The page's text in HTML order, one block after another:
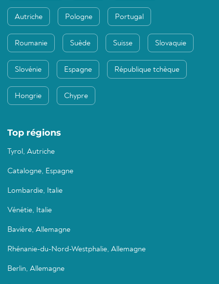
Autriche Pologne Portugal
Roumanie Suède Suisse Slovaquie
Slovénie Espagne République tchèque
Hongrie Chypre
Top régions
Tyrol, Autriche
Catalogne, Espagne
Lombardie, Italie
Vénétie, Italie
Bavière, Allemagne
Rhénanie-du-Nord-Westphalie, Allemagne
Berlin, Allemagne